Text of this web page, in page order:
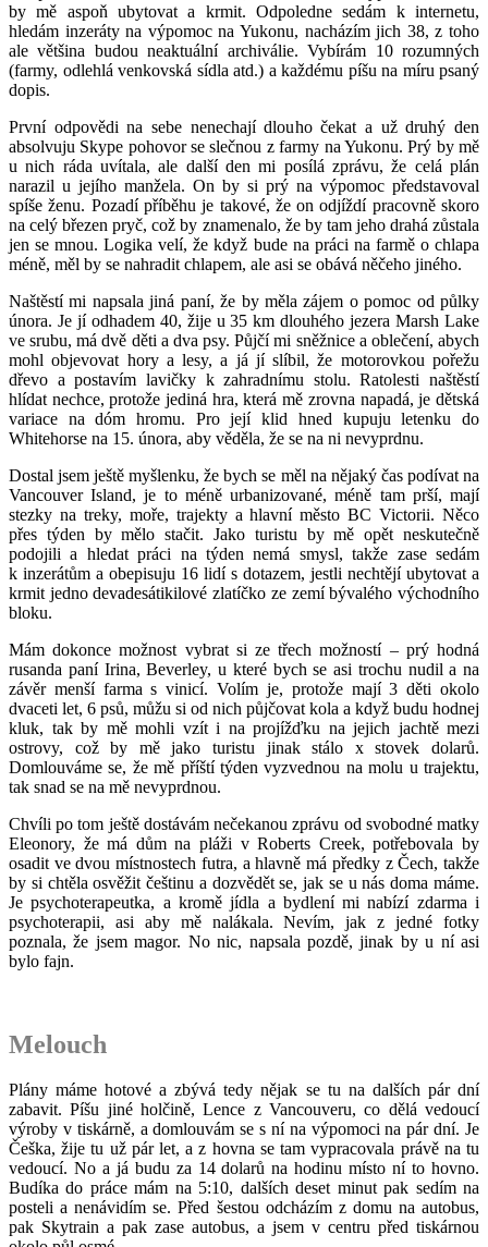
by mě aspoň ubytovat a krmit. Odpoledne sedám k internetu,
hledám inzeráty na výpomoc na Yukonu, nacházím jich 38, z toho
ale většina budou neaktuální archiválie. Vybírám 10 rozumných
(farmy, odlehlá venkovská sídla atd.) a každému píšu na míru psaný
dopis.
První odpovědi na sebe nenechají dlouho čekat a už druhý den
absolvuju Skype pohovor se slečnou z farmy na Yukonu. Prý by mě
u nich ráda uvítala, ale další den mi posílá zprávu, že celá plán
narazil u jejího manžela. On by si prý na výpomoc představoval
spíše ženu. Pozadí příběhu je takové, že on odjíždí pracovně skoro
na celý březen pryč, což by znamenalo, že by tam jeho drahá zůstala
jen se mnou. Logika velí, že když bude na práci na farmě o chlapa
méně, měl by se nahradit chlapem, ale asi se obává něčeho jiného.
Naštěstí mi napsala jiná paní, že by měla zájem o pomoc od půlky
února. Je jí odhadem 40, žije u 35 km dlouhého jezera Marsh Lake
ve srubu, má dvě děti a dva psy. Půjčí mi sněžnice a oblečení, abych
mohl objevovat hory a lesy, a já jí slíbil, že motorovkou pořežu
dřevo a postavím lavičky k zahradnímu stolu. Ratolesti naštěstí
hlídat nechce, protože jediná hra, která mě zrovna napadá, je dětská
variace na dóm hromu. Pro její klid hned kupuju letenku do
Whitehorse na 15. února, aby věděla, že se na ni nevyprdnu.
Dostal jsem ještě myšlenku, že bych se měl na nějaký čas podívat na
Vancouver Island, je to méně urbanizované, méně tam prší, mají
stezky na treky, moře, trajekty a hlavní město BC Victorii. Něco
přes týden by mělo stačit. Jako turistu by mě opět neskutečně
podojili a hledat práci na týden nemá smysl, takže zase sedám
k inzerátům a obepisuju 16 lidí s dotazem, jestli nechtějí ubytovat a
krmit jedno devadesátikilové zlatíčko ze zemí bývalého východního
bloku.
Mám dokonce možnost vybrat si ze třech možností – prý hodná
rusanda paní Irina, Beverley, u které bych se asi trochu nudil a na
závěr menší farma s vinicí. Volím je, protože mají 3 děti okolo
dvaceti let, 6 psů, můžu si od nich půjčovat kola a když budu hodnej
kluk, tak by mě mohli vzít i na projížďku na jejich jachtě mezi
ostrovy, což by mě jako turistu jinak stálo x stovek dolarů.
Domlouváme se, že mě příští týden vyzvednou na molu u trajektu,
tak snad se na mě nevyprdnou.
Chvíli po tom ještě dostávám nečekanou zprávu od svobodné matky
Eleonory, že má dům na pláži v Roberts Creek, potřebovala by
osadit ve dvou místnostech futra, a hlavně má předky z Čech, takže
by si chtěla osvěžit češtinu a dozvědět se, jak se u nás doma máme.
Je psychoterapeutka, a kromě jídla a bydlení mi nabízí zdarma i
psychoterapii, asi aby mě nalákala. Nevím, jak z jedné fotky
poznala, že jsem magor. No nic, napsala pozdě, jinak by u ní asi
bylo fajn.
Melouch
Plány máme hotové a zbývá tedy nějak se tu na dalších pár dní
zabavit. Píšu jiné holčině, Lence z Vancouveru, co dělá vedoucí
výroby v tiskárně, a domlouvám se s ní na výpomoci na pár dní. Je
Češka, žije tu už pár let, a z hovna se tam vypracovala právě na tu
vedoucí. No a já budu za 14 dolarů na hodinu místo ní to hovno.
Budíka do práce mám na 5:10, dalších deset minut pak sedím na
posteli a nenávidím se. Před šestou odcházím z domu na autobus,
pak Skytrain a pak zase autobus, a jsem v centru před tiskárnou